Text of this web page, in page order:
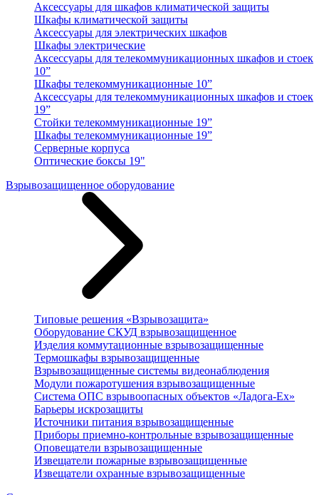
Аксессуары для шкафов климатической защиты
Шкафы климатической защиты
Аксессуары для электрических шкафов
Шкафы электрические
Аксессуары для телекоммуникационных шкафов и стоек
10”
Шкафы телекоммуникационные 10”
Аксессуары для телекоммуникационных шкафов и стоек
19”
Стойки телекоммуникационные 19”
Шкафы телекоммуникационные 19”
Серверные корпуса
Оптические боксы 19"
Взрывозащищенное оборудование
Типовые решения «Взрывозащита»
Оборудование СКУД взрывозащищенное
Изделия коммутационные взрывозащищенные
Термошкафы взрывозащищенные
Взрывозащищенные системы видеонаблюдения
Модули пожаротушения взрывозащищенные
Система ОПС взрывоопасных объектов «Ладога-Ex»
Барьеры искрозащиты
Источники питания взрывозащищенные
Приборы приемно-контрольные взрывозащищенные
Оповещатели взрывозащищенные
Извещатели пожарные взрывозащищенные
Извещатели охранные взрывозащищенные